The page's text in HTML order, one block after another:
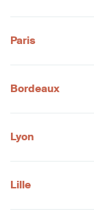
Paris
Bordeaux
Lyon
Lille